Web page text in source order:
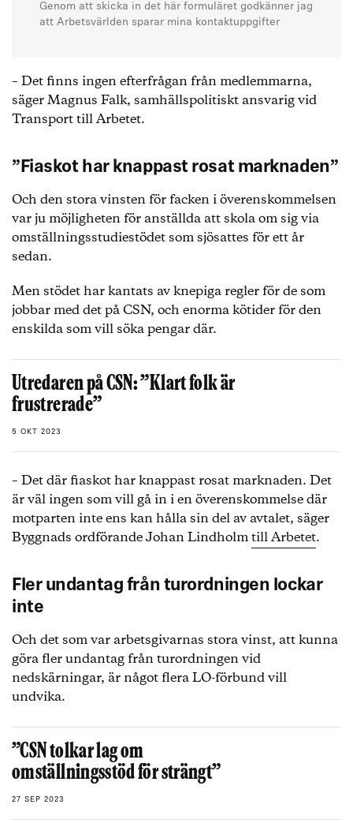
Genom att skicka in det här formuläret godkänner jag
att Arbetsvärlden sparar mina kontaktuppgifter
– Det finns ingen efterfrågan från medlemmarna,
säger Magnus Falk, samhällspolitiskt ansvarig vid
Transport till Arbetet.
”Fiaskot har knappast rosat marknaden”
Och den stora vinsten för facken i överenskommelsen
var ju möjligheten för anställda att skola om sig via
omställningsstudiestödet som sjösattes för ett år
sedan.
Men stödet har kantats av knepiga regler för de som
jobbar med det på CSN, och enorma kötider för den
enskilda som vill söka pengar där.
Utredaren på CSN: ”Klart folk är
frustrerade”
5 OKT 2023
– Det där fiaskot har knappast rosat marknaden. Det
är väl ingen som vill gå in i en överenskommelse där
motparten inte ens kan hålla sin del av avtalet, säger
Byggnads ordförande Johan Lindholmtill Arbetet.
Fler undantag från turordningen lockar
inte
Och det som var arbetsgivarnas stora vinst, att kunna
göra fler undantag från turordningen vid
nedskärningar, är något flera LO-förbund vill
undvika.
”CSN tolkar lag om
omställningsstöd för strängt”
27 SEP 2023